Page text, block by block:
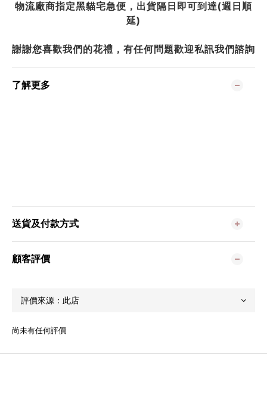
物流廠商指定黑貓宅急便，出貨隔日即可到達(週日順
延)
謝謝您喜歡我們的花禮，有任何問題歡迎私訊我們諮詢
了解更多
送貨及付款方式
顧客評價
尚未有任何評價